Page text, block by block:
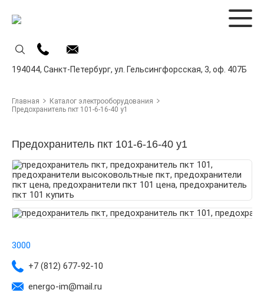
194044, Санкт-Петербург, ул. Гельсингфорсская, 3, оф. 407Б
Главная
Каталог электрооборудования
Предохранитель пкт 101-6-16-40 у1
Предохранитель пкт 101-6-16-40 у1
3000
+7 (812) 677-92-10
energo-im@mail.ru